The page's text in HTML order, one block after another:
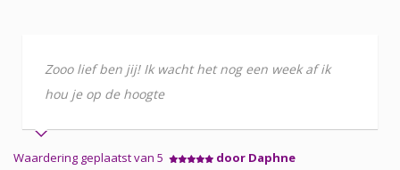
Zooo lief ben jij! Ik wacht het nog een week af ik
hou je op de hoogte
Waardering geplaatst van 5
door Daphne